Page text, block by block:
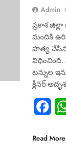
Admin
ప్రకాశ
మందికి ఉరి
హత్య
విధించింది.
టన్నుల
క్లీనర్‌
Read More